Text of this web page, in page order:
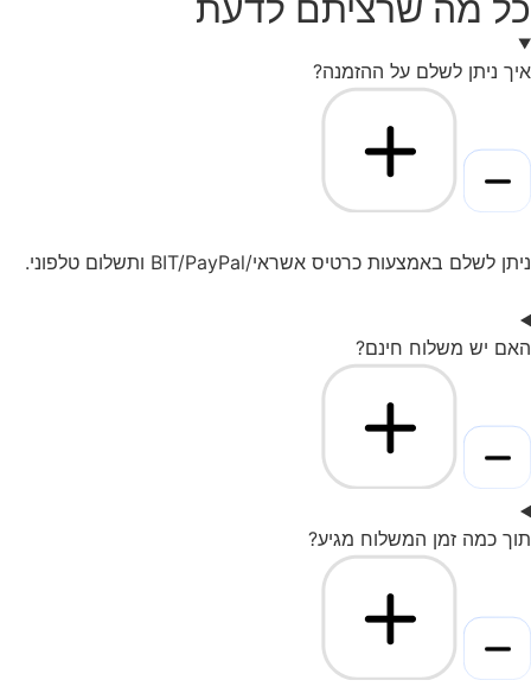
איך ניתן לשלם על ההזמנה?
ניתן לשלם באמצעות כרטיס אשראי/BIT/PayPal ותשלום טלפוני.
האם יש משלוח חינם?
תוך כמה זמן המשלוח מגיע?